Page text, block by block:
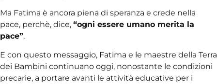
Ma Fatima è ancora piena di speranza e crede nella
pace, perchè, dice, “ogni essere umano merita la
pace”.
E con questo messaggio, Fatima e le maestre della Terra
dei Bambini continuano oggi, nonostante le condizioni
precarie, a portare avanti le attività educative per i